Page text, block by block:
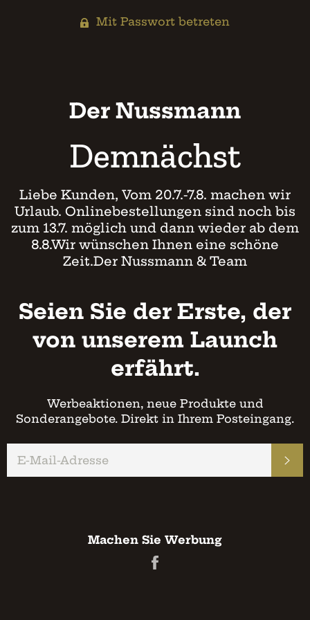
Mit Passwort betreten
Der Nussmann
Demnächst
Liebe Kunden, Vom 20.7.-7.8. machen wir
Urlaub. Onlinebestellungen sind noch bis
zum 13.7. möglich und dann wieder ab dem
8.8.Wir wünschen Ihnen eine schöne
Zeit.Der Nussmann & Team
Seien Sie der Erste, der
von unserem Launch
erfährt.
Werbeaktionen, neue Produkte und
Sonderangebote. Direkt in Ihrem Posteingang.
Machen Sie Werbung